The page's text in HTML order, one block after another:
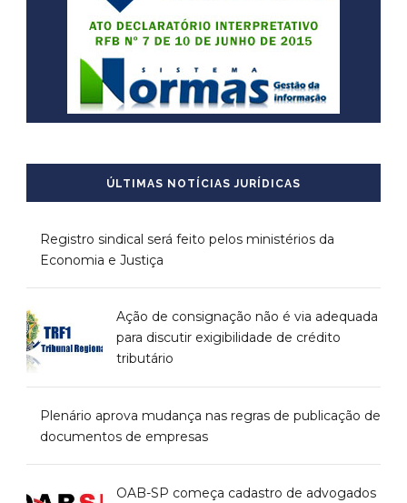
ÚLTIMAS NOTÍCIAS JURÍDICAS
Registro sindical será feito pelos ministérios da
Economia e Justiça
Ação de consignação não é via adequada
para discutir exigibilidade de crédito
tributário
Plenário aprova mudança nas regras de publicação de
documentos de empresas
OAB-SP começa cadastro de advogados